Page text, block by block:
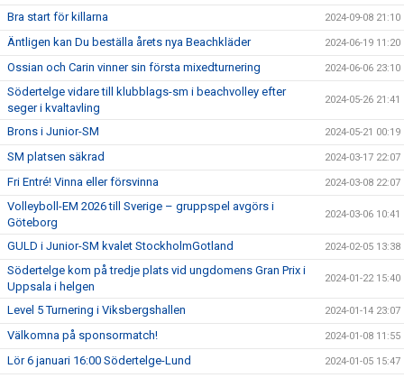
Bra start för killarna 2024-09-08 21:10
Äntligen kan Du beställa årets nya Beachkläder 2024-06-19 11:20
Ossian och Carin vinner sin första mixedturnering 2024-06-06 23:10
Södertelge vidare till klubblags-sm i beachvolley efter
seger i kvaltavling
2024-05-26 21:41
Brons i Junior-SM 2024-05-21 00:19
SM platsen säkrad 2024-03-17 22:07
Fri Entré! Vinna eller försvinna 2024-03-08 22:07
Volleyboll-EM 2026 till Sverige – gruppspel avgörs i
Göteborg
2024-03-06 10:41
GULD i Junior-SM kvalet StockholmGotland 2024-02-05 13:38
Södertelge kom på tredje plats vid ungdomens Gran Prix i
Uppsala i helgen
2024-01-22 15:40
Level 5 Turnering i Viksbergshallen 2024-01-14 23:07
Välkomna på sponsormatch! 2024-01-08 11:55
Lör 6 januari 16:00 Södertelge-Lund 2024-01-05 15:47